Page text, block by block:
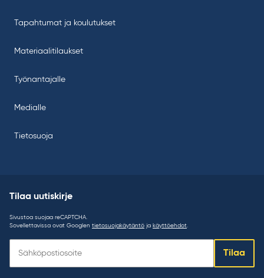
Tapahtumat ja koulutukset
Materiaalitilaukset
Työnantajalle
Medialle
Tietosuoja
Tilaa uutiskirje
Sivustoa suojaa reCAPTCHA.
Sovellettavissa ovat Googlen tietosuojakäytäntö ja käyttöehdot.
uutiskirje:
Tilaa